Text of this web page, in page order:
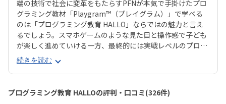
端の技術で社会に変革をもたらすPFNが本気で手掛けたプロ
グラミング教材「Playgram™（プレイグラム）」で学べる
のは「プログラミング教育 HALLO」ならではの魅力と言え
るでしょう。スマホゲームのような見た目と操作感で子ども
が楽しく進めていける一方、最終的には実戦レベルのプログ
ラミングスキルが身につく「Playgram」には、まるでマイ
ンクラフト（マイクラ）のように3D空間をデザインできるモ
ードも。子どもの創造性と技術力、そのどちらも高めていけ
るスクールをお探しのご家庭にぴったりのスクールです。ま
た、運営元のやる気スイッチグループといえば、子どもの性
続きを読む
プログラミング教育 HALLOの評判・口コミ(326件)